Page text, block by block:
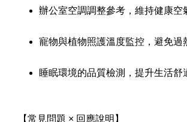
辦公室空調調整參考，維持健康空
寵物與植物照護溫度監控，避免過
睡眠環境的品質檢測，提升生活舒
【常見問題 × 回應說明】